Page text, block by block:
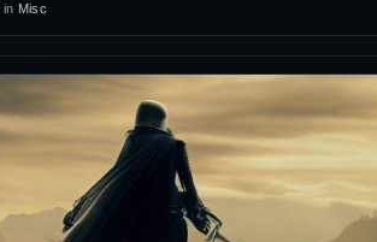
in Misc